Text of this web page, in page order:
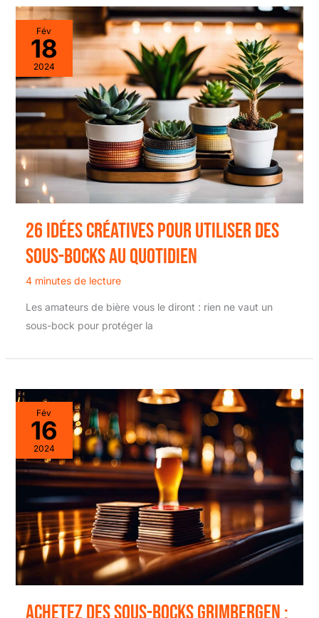
Fév
18
2024
26 idées créatives pour utiliser des
sous-bocks au quotidien
4 minutes de lecture
Les amateurs de bière vous le diront : rien ne vaut un
sous-bock pour protéger la
Fév
16
2024